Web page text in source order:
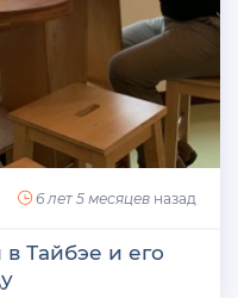
6 лет 5 месяцев назад
Тайбэе и его